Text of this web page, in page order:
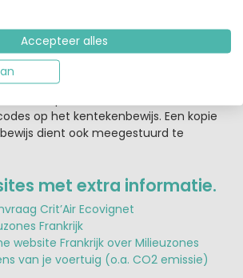
van het formulier
Frans, ook in de Engelse vertaling.
zelf weinig hulp bij het invullen van
hulpmiddel is je
op het kentekenbewijs. Een kopie
dient ook meegestuurd te
met extra informatie.
Crit’Air Ecovignet
Frankrijk
website Frankrijk over Milieuzones
van je voertuig (o.a. CO2 emissie)
Accepteer alles